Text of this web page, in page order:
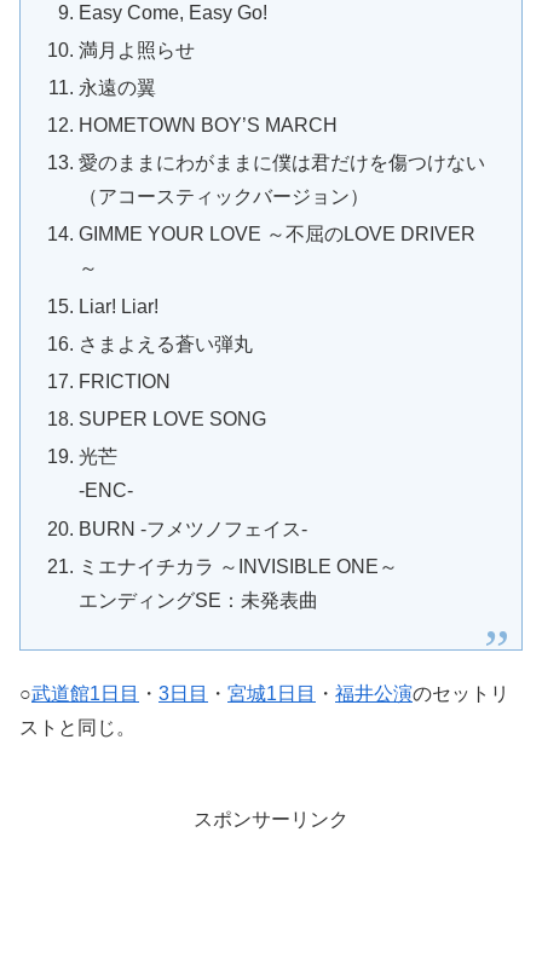
Easy Come, Easy Go!
満月よ照らせ
永遠の翼
HOMETOWN BOY’S MARCH
愛のままにわがままに僕は君だけを傷つけない
（アコースティックバージョン）
GIMME YOUR LOVE ～不屈のLOVE DRIVER
～
Liar! Liar!
さまよえる蒼い弾丸
FRICTION
SUPER LOVE SONG
光芒
-ENC-
BURN -フメツノフェイス-
ミエナイチカラ ～INVISIBLE ONE～
エンディングSE：未発表曲
○武道館1日目 ・ 3日目 ・ 宮城1日目 ・ 福井公演のセットリ
ストと同じ。
スポンサーリンク